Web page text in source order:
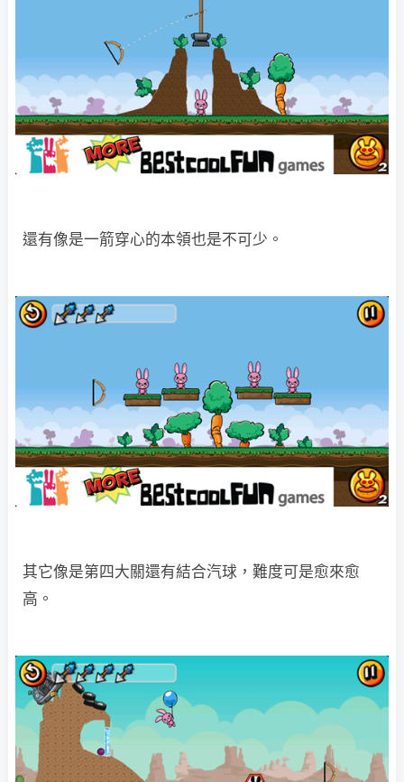
還有像是一箭穿心的本領也是不可少。
其它像是第四大關還有結合汽球，難度可是愈來愈
高。